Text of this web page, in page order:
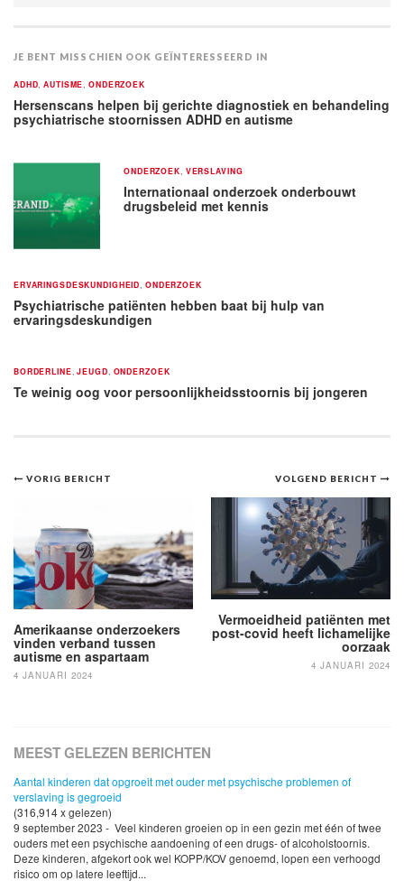
JE BENT MISSCHIEN OOK GEÏNTERESSEERD IN
ADHD ,AUTISME ,ONDERZOEK
Hersenscans helpen bij gerichte diagnostiek en behandeling
psychiatrische stoornissen ADHD en autisme
ONDERZOEK VERSLAVING
Internationaal onderzoek onderbouwt
drugsbeleid met kennis
ERVARINGSDESKUNDIGHEID ONDERZOEK
Psychiatrische patiënten hebben baat bij hulp van
ervaringsdeskundigen
BORDERLINE ,JEUGD ONDERZOEK
Te weinig oog voor persoonlijkheidsstoornis bij jongeren
Bericht
navigatie
VOLGEND BERICHT
Vermoeidheid patiënten met
post-covid heeft lichamelijke
oorzaak
4 JANUARI 2024
VORIG BERICHT
Amerikaanse onderzoekers
vinden verband tussen
autisme en aspartaam
4 JANUARI 2024
MEEST GELEZEN BERICHTEN
Aantal kinderen dat opgroeit met ouder met psychische problemen of
verslaving is gegroeid
(316,914 x gelezen)
9 september 2023 - Veel kinderen groeien op in een gezin met één of twee
ouders met een psychische aandoening of een drugs- of alcoholstoornis.
Deze kinderen, afgekort ook wel KOPP/KOV genoemd, lopen een verhoogd
risico om op latere leeftijd...